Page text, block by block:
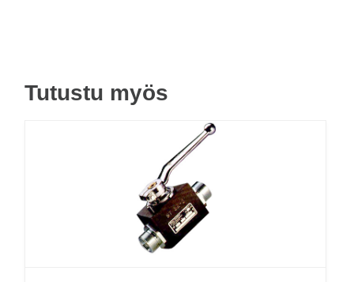
Tutustu myös